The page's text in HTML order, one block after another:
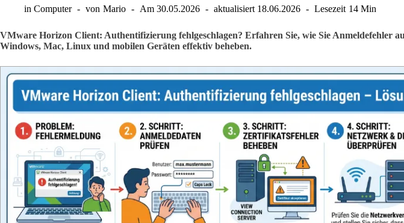
in Computer von Mario Am 30.05.2026 aktualisiert 18.06.2026 Lesezeit 14 Min
VMware Horizon Client: Authentifizierung fehlgeschlagen? Erfahren Sie, wie Sie Anmeldefehler
Windows, Mac, Linux und mobilen Geräten effektiv beheben.